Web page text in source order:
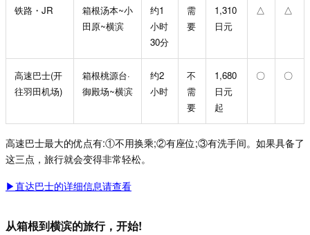
铁路・JR 箱根汤本~小
田原~横滨
约1
小时
30分
需
要
1,310
日元
△ △
高速巴士(开
往羽田机场)
箱根桃源台·
御殿场~横滨
约2
小时
不
需
要
1,680
日元
起
〇 〇
高速巴士最大的优点有:①不用换乘;②有座位;③有洗手间。如果具备了
这三点，旅行就会变得非常轻松。
▶︎直达巴士的详细信息请查看
从箱根到横滨的旅行，开始!